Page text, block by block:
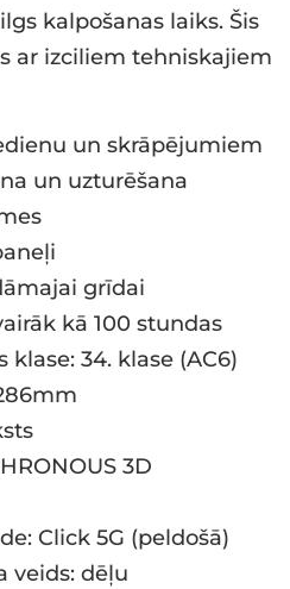
kalpošanas laiks. Šis
ar izciliem tehniskajiem
un skrāpējumiem
un uzturēšana
grīdai
kā 100 stundas
34. klase (AC6)
3D
Click 5G (peldošā)
veids: dēļu